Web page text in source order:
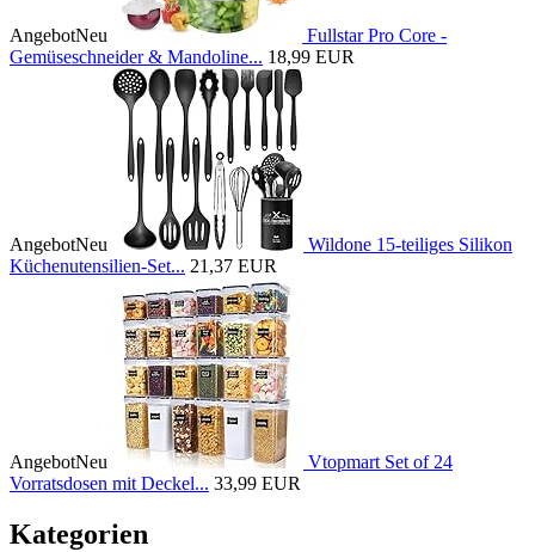
AngebotNeu
Fullstar Pro Core -
Gemüseschneider & Mandoline... 18,99 EUR
AngebotNeu
Wildone 15-teiliges Silikon
Küchenutensilien-Set... 21,37 EUR
AngebotNeu
Vtopmart Set of 24
Vorratsdosen mit Deckel... 33,99 EUR
Kategorien